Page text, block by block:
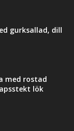
gurksallad, dill
med rostad
lök